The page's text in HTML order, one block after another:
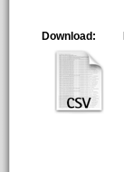
Download: